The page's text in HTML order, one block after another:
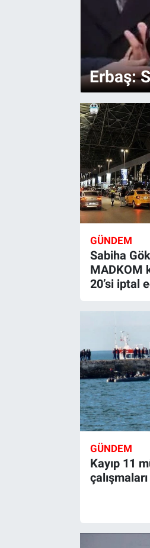
Erbaş:
GÜNDEM
Sabiha
MADKOM
20’si iptal
GÜNDEM
Kayıp 11